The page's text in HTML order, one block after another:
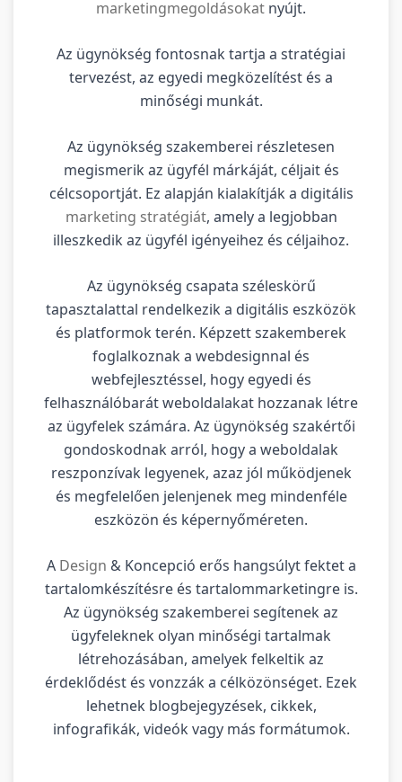
marketingmegoldásokat nyújt.
Az ügynökség fontosnak tartja a stratégiai
tervezést, az egyedi megközelítést és a
minőségi munkát.
Az ügynökség szakemberei részletesen
megismerik az ügyfél márkáját, céljait és
célcsoportját. Ez alapján kialakítják a digitális
marketing stratégiát, amely a legjobban
illeszkedik az ügyfél igényeihez és céljaihoz.
Az ügynökség csapata széleskörű
tapasztalattal rendelkezik a digitális eszközök
és platformok terén. Képzett szakemberek
foglalkoznak a webdesignnal és
webfejlesztéssel, hogy egyedi és
felhasználóbarát weboldalakat hozzanak létre
az ügyfelek számára. Az ügynökség szakértői
gondoskodnak arról, hogy a weboldalak
reszponzívak legyenek, azaz jól működjenek
és megfelelően jelenjenek meg mindenféle
eszközön és képernyőméreten.
A Design & Koncepció erős hangsúlyt fektet a
tartalomkészítésre és tartalommarketingre is.
Az ügynökség szakemberei segítenek az
ügyfeleknek olyan minőségi tartalmak
létrehozásában, amelyek felkeltik az
érdeklődést és vonzzák a célközönséget. Ezek
lehetnek blogbejegyzések, cikkek,
infografikák, videók vagy más formátumok.